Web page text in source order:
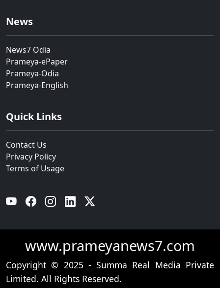
News
News7 Odia
Prameya-ePaper
Prameya-Odia
Prameya-English
Quick Links
Contact Us
Privacy Policy
Terms of Usage
YouTube Facebook Instagram Linkedin
www.prameyanews7.com
Copyright © 2025 - Summa Real Media Private
Limited. All Rights Reserved.